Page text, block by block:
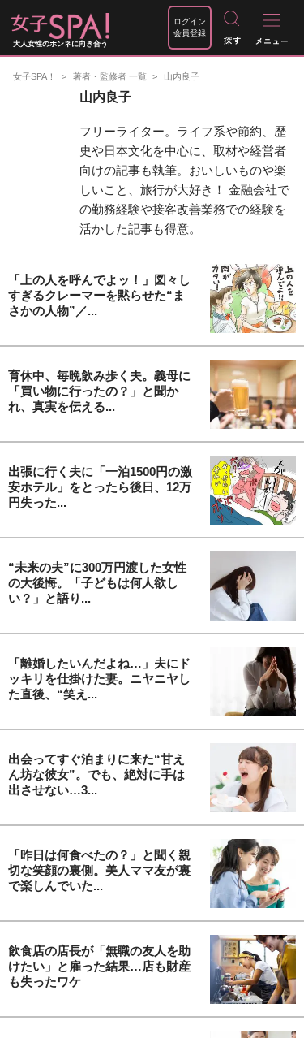
大人女性のホンネに向き合う
ログイン
会員登録
女子SPA！ 著者・監修者 一覧 山内良子
山内良子
フリーライター。ライフ系や節約、歴
史や日本文化を中心に、取材や経営者
向けの記事も執筆。おいしいものや楽
しいこと、旅行が大好き！ 金融会社で
の勤務経験や接客改善業務での経験を
活かした記事も得意。
「上の人を呼んでよッ！」図々し
すぎるクレーマーを黙らせた“ま
さかの人物”／...
育休中、毎晩飲み歩く夫。義母に
「買い物に行ったの？」と聞か
れ、真実を伝える...
出張に行く夫に「一泊1500円の激
安ホテル」をとったら後日、12万
円失った...
“未来の夫”に300万円渡した女性
の大後悔。「子どもは何人欲し
い？」と語り...
「離婚したいんだよね…」夫にド
ッキリを仕掛けた妻。ニヤニヤし
た直後、“笑え...
出会ってすぐ泊まりに来た“甘え
ん坊な彼女”。でも、絶対に手は
出させない…3...
「昨日は何食べたの？」と聞く親
切な笑顔の裏側。美人ママ友が裏
で楽しんでいた...
飲食店の店長が「無職の友人を助
けたい」と雇った結果…店も財産
も失ったワケ